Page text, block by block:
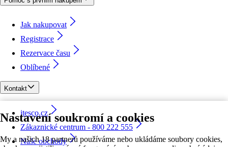
Nastavení soukromí a cookies
My a našich 18 partnerů používáme nebo ukládáme soubory cookies,
Jak nakupovat
Registrace
Rezervace času
Oblíbené
Kontakt
itesco.cz
Zákaznické centrum - 800 222 555
Naše obchody